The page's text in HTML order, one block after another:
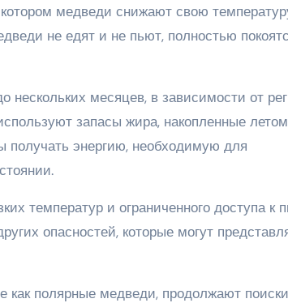
котором медведи снижают свою
не едят и не пьют, полностью
месяцев, в зависимости от
запасы жира, накопленные
получать энергию, необходимую для
температур и ограниченного доступа к
опасностей, которые могут
как полярные медведи, продолжают поиски